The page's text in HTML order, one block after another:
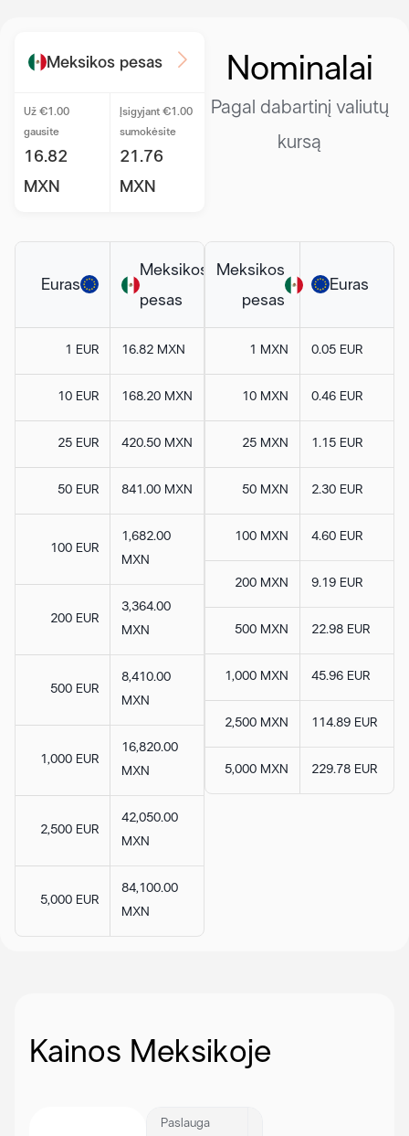
Meksikos pesas
Už €1.00
gausite
16.82
MXN
Įsigyjant €1.00
sumokėsite
21.76
MXN
Nominalai
Pagal dabartinį valiutų
kursą
Euras
Meksikos
pesas
1 EUR 16.82 MXN
10 EUR 168.20 MXN
25 EUR 420.50 MXN
50 EUR 841.00 MXN
100 EUR
1,682.00
MXN
200 EUR
3,364.00
MXN
500 EUR
8,410.00
MXN
1,000 EUR
16,820.00
MXN
2,500 EUR
42,050.00
MXN
5,000 EUR
84,100.00
MXN
Meksikos
pesas
Euras
1 MXN 0.05 EUR
10 MXN 0.46 EUR
25 MXN 1.15 EUR
50 MXN 2.30 EUR
100 MXN 4.60 EUR
200 MXN 9.19 EUR
500 MXN 22.98 EUR
1,000 MXN 45.96 EUR
2,500 MXN 114.89 EUR
5,000 MXN 229.78 EUR
Kainos Meksikoje
Paslauga